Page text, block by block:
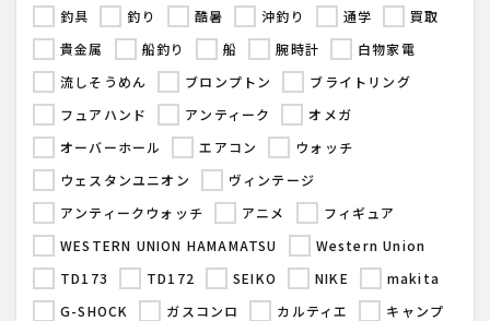
釣具
釣り 酷暑 沖釣り 通学
買取
貴金属
船釣り 船 腕時計
白物家電
流しそうめん
ブロンプトン
ブライトリング
フュアハンド
アンティーク
オメガ
オーバーホール
エアコン
ウォッチ
ウェスタンユニオン
ヴィンテージ
アンティークウォッチ
アニメ
フィギュア
WESTERN UNION HAMAMATSU
Western Union
TD173
TD172 SEIKO NIKE
makita
G-SHOCK
ガスコンロ カルティエ
キャンプ